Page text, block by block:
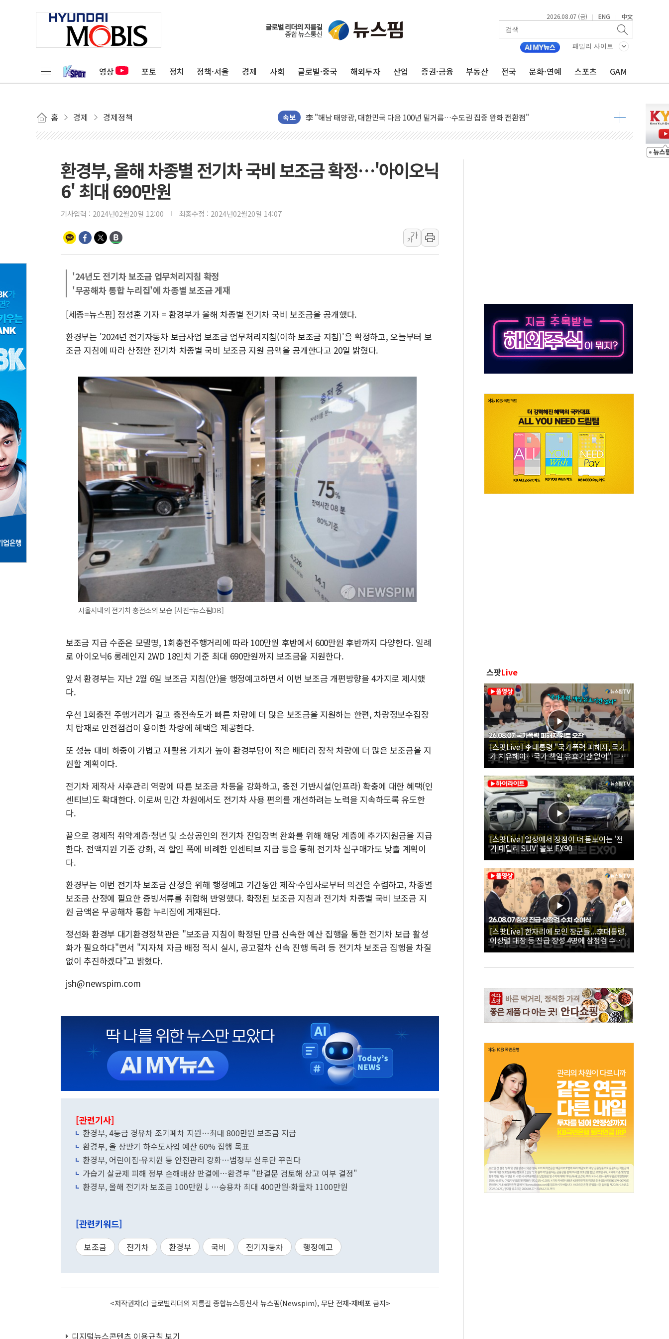
2026.08.07 (금) | ENG | 中文
패밀리 사이트
영상 포토 정치 정책·서울 경제 사회 글로벌·중국 해외투자 산업 증권·금융 부동산 전국 문화·연예 스포츠 GAM
홈 경제 경제정책 속보
트럼프 "금리 내려야"…파월 때와 달리 워시엔 톤 낮춰
李 대통령, '6시간 마라톤 부동산 2차 회의' 주재… "전폭적 공급 확대·속도전 총력"
트럼프, 中 겨냥 폴리실리콘 관세 15% 부과…美 태양광주 급등
이란와이어 "이란 최고지도자 위독…곧 사망해도 놀랍지 않아"
폭염 누그러지고 가뭄 숙지나...경북동해안권 8~9일 최대 100mm 호우
사우디·튀르키예·파키스탄, '공동방위협정' 체결… 수니파 국가들의 새 안보 협력 구도
[코인시황] 비트코인 6만4000달러대 횡보…고래·ETF 매수에도 고유가·금리·입법 지연 '삼중 부담'
[베트남 증시] 유동성 부진 지속, 강보합 마감...석유·가스주 올랐지만 빈그룹이 상쇄
'찜통더위'에 전력수요 역대 최고치 경신…한낮 총수요 104.3GW 기록
후티 반군, 예멘 정부군과 사우디 동시 공격… 위기 고조되는 또 다른 중동 화약고
42.5도 역대급 폭염…동물들도 특별식으로 여름나기 [뉴스핌 줌인]
환경부, 올해 차종별 전기차 국비 보조금 확정…'아이오닉
6' 최대 690만원
기사입력 : 2024년02월20일 12:00 최종수정 : 2024년02월20일 14:07
가
가
'24년도 전기차 보조금 업무처리지침 확정
'무공해차 통합 누리집'에 차종별 보조금 게재
[세종=뉴스핌] 정성훈 기자 = 환경부가 올해 차종별 전기차 국비 보조금을 공개했다.
환경부는 '2024년 전기자동차 보급사업 보조금 업무처리지침(이하 보조금 지침)'을 확정하고, 오늘부터 보
조금 지침에 따라 산정한 전기차 차종별 국비 보조금 지원 금액을 공개한다고 20일 밝혔다.
서울시내의 전기차 충전소의 모습 [사진=뉴스핌DB]
보조금 지급 수준은 모델명, 1회충전주행거리에 따라 100만원 후반에서 600만원 후반까지 다양한다. 일례
로 아이오닉6 롱레인지 2WD 18인치 기준 최대 690만원까지 보조금을 지원한다.
앞서 환경부는 지난 2월 6일 보조금 지침(안)을 행정예고하면서 이번 보조금 개편방향을 4가지로 제시했
다.
우선 1회충전 주행거리가 길고 충전속도가 빠른 차량에 더 많은 보조금을 지원하는 한편, 차량정보수집장
치 탑재로 안전점검이 용이한 차량에 혜택을 제공한다.
또 성능 대비 하중이 가볍고 재활용 가치가 높아 환경부담이 적은 배터리 장착 차량에 더 많은 보조금을 지
원할 계획이다.
전기차 제작사 사후관리 역량에 따른 보조금 차등을 강화하고, 충전 기반시설(인프라) 확충에 대한 혜택(인
센티브)도 확대한다. 이로써 민간 차원에서도 전기차 사용 편의를 개선하려는 노력을 지속하도록 유도한
다.
끝으로 경제적 취약계층·청년 및 소상공인의 전기차 진입장벽 완화를 위해 해당 계층에 추가지원금을 지급
한다. 전액지원 기준 강화, 격 할인 폭에 비례한 인센티브 지급 등을 통해 전기차 실구매가도 낮출 계획이
다.
환경부는 이번 전기차 보조금 산정을 위해 행정예고 기간동안 제작·수입사로부터 의견을 수렴하고, 차종별
보조금 산정에 필요한 증빙서류를 취합해 반영했다. 확정된 보조금 지침과 전기차 차종별 국비 보조금 지
원 금액은 무공해차 통합 누리집에 게재된다.
정선화 환경부 대기환경정책관은 "보조금 지침이 확정된 만큼 신속한 예산 집행을 통한 전기차 보급 활성
화가 필요하다"면서 "지자체 자금 배정 적시 실시, 공고절차 신속 진행 독려 등 전기차 보조금 집행을 차질
없이 추진하겠다"고 밝혔다.
jsh@newspim.com
[관련기사]
환경부, 4등급 경유차 조기폐차 지원…최대 800만원 보조금 지급
환경부, 올 상반기 하수도사업 예산 60% 집행 목표
환경부, 어린이집·유치원 등 안전관리 강화…범정부 실무단 꾸린다
가습기 살균제 피해 정부 손해배상 판결에…환경부 "판결문 검토해 상고 여부 결정"
환경부, 올해 전기차 보조금 100만원↓…승용차 최대 400만원·화물차 1100만원
[관련키워드]
보조금 전기차 환경부 국비 전기자동차 행정예고
<저작권자(c) 글로벌리더의 지름길 종합뉴스통신사 뉴스핌(Newspim), 무단 전재-재배포 금지>
디지털뉴스콘텐츠 이용규칙 보기
스팟Live
[스팟Live] 李대통령 "국가폭력 피해자, 국가
가 치유해야…국가 책임 유효기간 없어"｜
26.08.07 국가폭력 피해자 위로 오찬
[스팟Live] 일상에서 장점이 더 돋보이는 '전
기 패밀리 SUV' 볼보 EX90
[스팟Live] 한자리에 모인 장군들...李대통령,
이상렬 대장 등 진급 장성 4명에 삼정검 수치
직접 수여｜26.08.07 장성 진급·삼정검 수치